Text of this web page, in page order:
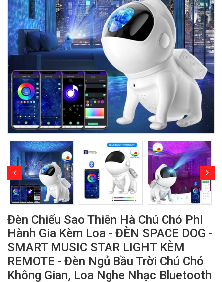
Đèn Chiếu Sao Thiên Hà Chú Chó Phi
Hành Gia Kèm Loa - ĐÈN SPACE DOG -
SMART MUSIC STAR LIGHT KÈM
REMOTE - Đèn Ngủ Bầu Trời Chú Chó
Không Gian, Loa Nghe Nhạc Bluetooth